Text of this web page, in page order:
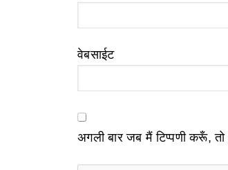
वेबसाईट
अगली बार जब मैं टिप्पणी करूँ,